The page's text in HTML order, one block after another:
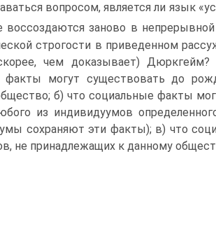
вопросом, является ли язык
заново в
строгости в приведенном
чем доказывает)
факты могут существовать до
б) что социальные факты
из индивидуумов
сохраняют эти факты); в) что
не принадлежащих к данному